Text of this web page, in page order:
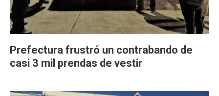
Prefectura frustró un contrabando de
casi 3 mil prendas de vestir